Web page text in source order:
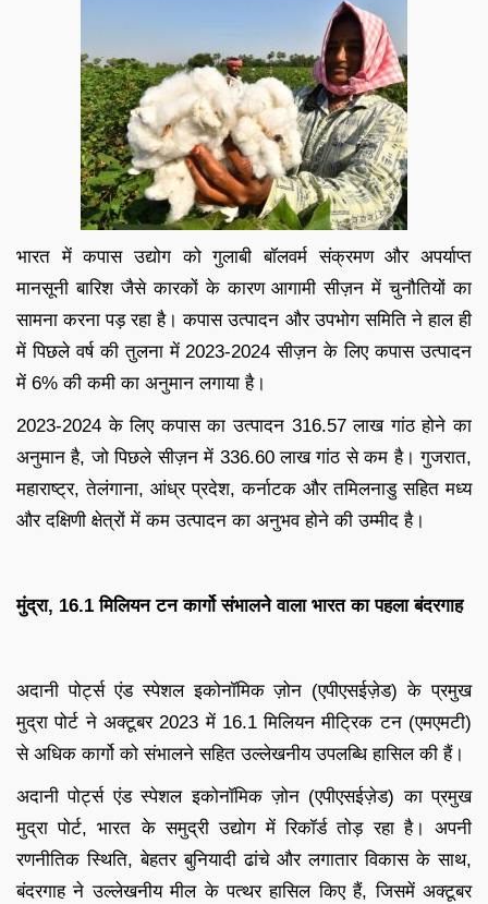
भारत में कपास उद्योग को गुलाबी बॉलवर्म संक्रमण और अपर्याप्त
मानसूनी बारिश जैसे कारकों के कारण आगामी सीज़न में चुनौतियों का
सामना करना पड़ रहा है। कपास उत्पादन और उपभोग समिति ने हाल ही
में पिछले वर्ष की तुलना में 2023-2024 सीज़न के लिए कपास उत्पादन
में 6% की कमी का अनुमान लगाया है।
2023-2024 के लिए कपास का उत्पादन 316.57 लाख गांठ होने का
अनुमान है, जो पिछले सीज़न में 336.60 लाख गांठ से कम है। गुजरात,
महाराष्ट्र, तेलंगाना, आंध्र प्रदेश, कर्नाटक और तमिलनाडु सहित मध्य
और दक्षिणी क्षेत्रों में कम उत्पादन का अनुभव होने की उम्मीद है।
मुंद्रा, 16.1 मिलियन टन कार्गो संभालने वाला भारत का पहला बंदरगाह
अदानी पोर्ट्स एंड स्पेशल इकोनॉमिक ज़ोन (एपीएसईज़ेड) के प्रमुख
मुद्रा पोर्ट ने अक्टूबर 2023 में 16.1 मिलियन मीट्रिक टन (एमएमटी)
से अधिक कार्गो को संभालने सहित उल्लेखनीय उपलब्धि हासिल की हैं।
अदानी पोर्ट्स एंड स्पेशल इकोनॉमिक ज़ोन (एपीएसईज़ेड) का प्रमुख
मुद्रा पोर्ट, भारत के समुद्री उद्योग में रिकॉर्ड तोड़ रहा है। अपनी
रणनीतिक स्थिति, बेहतर बुनियादी ढांचे और लगातार विकास के साथ,
बंदरगाह ने उल्लेखनीय मील के पत्थर हासिल किए हैं, जिसमें अक्टूबर